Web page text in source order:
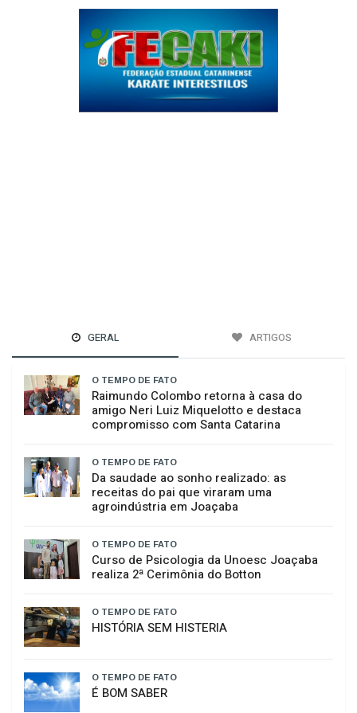
GERAL ARTIGOS
O TEMPO DE FATO
Raimundo Colombo retorna à casa do
amigo Neri Luiz Miquelotto e destaca
compromisso com Santa Catarina
O TEMPO DE FATO
Da saudade ao sonho realizado: as
receitas do pai que viraram uma
agroindústria em Joaçaba
O TEMPO DE FATO
Curso de Psicologia da Unoesc Joaçaba
realiza 2ª Cerimônia do Botton
O TEMPO DE FATO
HISTÓRIA SEM HISTERIA
O TEMPO DE FATO
É BOM SABER